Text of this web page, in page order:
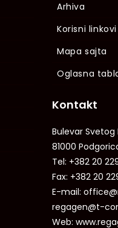
Arhiva
Korisni linkovi
Mapa sajta
Oglasna
Kontakt
Bulevar
81000
Tel: +382 20
Fax: +382 20
E-mail:
regagen@t-
Web: